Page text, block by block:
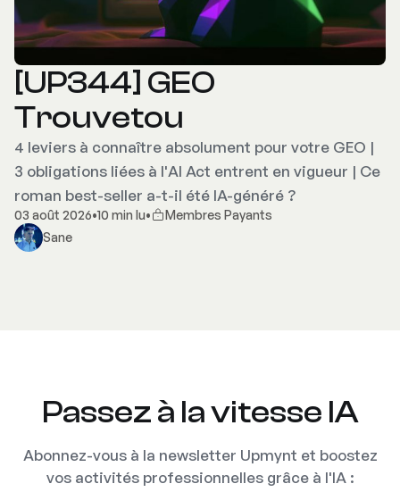
[UP344] GEO
Trouvetou
4 leviers à connaître absolument pour votre GEO |
3 obligations liées à l'AI Act entrent en vigueur | Ce
roman best-seller a-t-il été IA-généré ?
03 août 2026•10 min lu•
Membres Payants
Sane
Passez à la vitesse IA
Abonnez-vous à la newsletter Upmynt et boostez
vos activités professionnelles grâce à l'IA :